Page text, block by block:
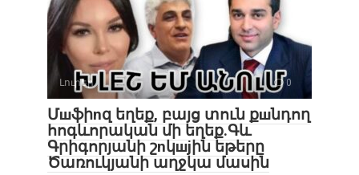
Լուրեր 0
Մшֆիnզ եղեք, բայց տուն քшնդող
հոգևորական մի եղեք.Գև
Գրիգորյանի շnկшjին եթերը
Ծառուկյանի աղջկա մասին